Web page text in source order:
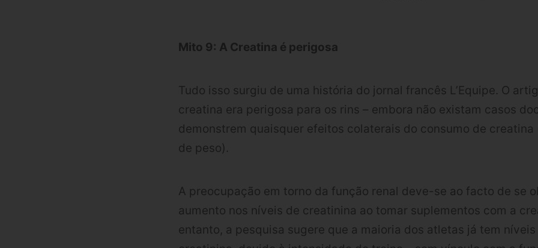
Mito 9: A Creatina é perigosa
Tudo isso surgiu de uma história do jornal francês L’Equipe. O
creatina era perigosa para os rins – embora não existam casos
demonstrem quaisquer efeitos colaterais do consumo de creatina
de peso).
A preocupação em torno da função renal deve-se ao facto de se
aumento nos níveis de creatinina ao tomar suplementos com a
entanto, a pesquisa sugere que a maioria dos atletas já tem